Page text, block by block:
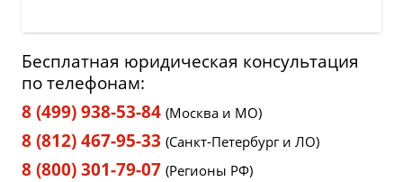
Бесплатная юридическая консультация
по телефонам:
8 (499) 938-53-84 (Москва и МО)
8 (812) 467-95-33 (Санкт-Петербург и ЛО)
8 (800) 301-79-07 (Регионы РФ)